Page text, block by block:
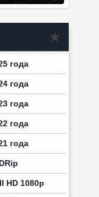
года
года
года
года
года
1080p